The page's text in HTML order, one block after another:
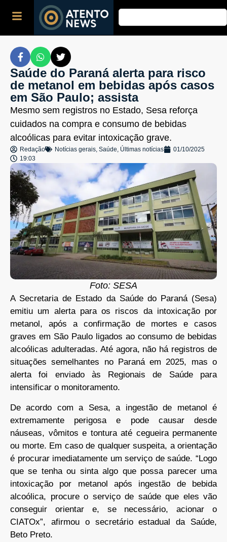
Saúde do Paraná alerta para risco
de metanol em bebidas após casos
em São Paulo; assista
Mesmo sem registros no Estado, Sesa reforça
cuidados na compra e consumo de bebidas
alcoólicas para evitar intoxicação grave.
Redação Notícias gerais, Saúde, Últimas notícias
01/10/2025
19:03
Foto: SESA
A Secretaria de Estado da Saúde do Paraná (Sesa)
emitiu um alerta para os riscos da intoxicação por
metanol, após a confirmação de mortes e casos
graves em São Paulo ligados ao consumo de bebidas
alcoólicas adulteradas. Até agora, não há registros de
situações semelhantes no Paraná em 2025, mas o
alerta foi enviado às Regionais de Saúde para
intensificar o monitoramento.
De acordo com a Sesa, a ingestão de metanol é
extremamente perigosa e pode causar desde
náuseas, vômitos e tontura até cegueira permanente
ou morte. Em caso de qualquer suspeita, a orientação
é procurar imediatamente um serviço de saúde. “Logo
que se tenha ou sinta algo que possa parecer uma
intoxicação por metanol após ingestão de bebida
alcoólica, procure o serviço de saúde que eles vão
conseguir orientar e, se necessário, acionar o
CIATOx”, afirmou o secretário estadual da Saúde,
Beto Preto.